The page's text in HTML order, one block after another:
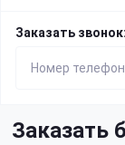
Заказать звонок:
Заказать